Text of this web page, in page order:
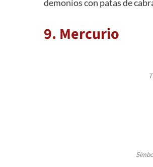
demonios con patas de
9. Mercurio